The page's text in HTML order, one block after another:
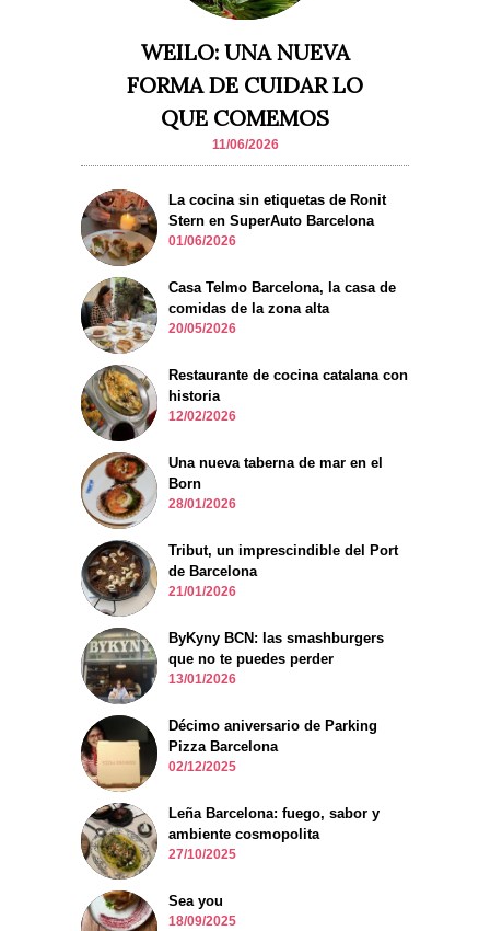
WEILO: UNA NUEVA
FORMA DE CUIDAR LO
QUE COMEMOS
11/06/2026
La cocina sin etiquetas de Ronit
Stern en SuperAuto Barcelona
01/06/2026
Casa Telmo Barcelona, la casa de
comidas de la zona alta
20/05/2026
Restaurante de cocina catalana con
historia
12/02/2026
Una nueva taberna de mar en el
Born
28/01/2026
Tribut, un imprescindible del Port
de Barcelona
21/01/2026
ByKyny BCN: las smashburgers
que no te puedes perder
13/01/2026
Décimo aniversario de Parking
Pizza Barcelona
02/12/2025
Leña Barcelona: fuego, sabor y
ambiente cosmopolita
27/10/2025
Sea you
18/09/2025